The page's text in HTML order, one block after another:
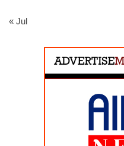
« Jul